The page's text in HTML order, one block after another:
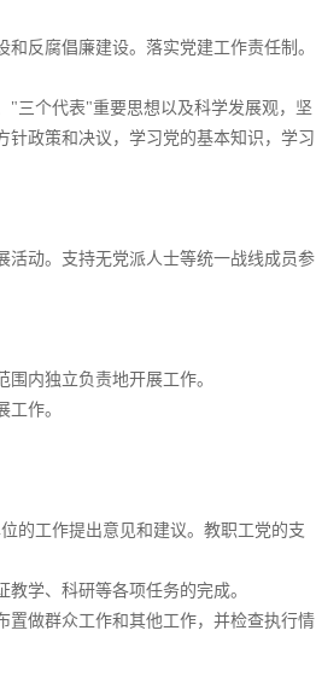
反腐倡廉建设。落实党建工作责任制。
"三个代表"重要思想以及科学发展观，坚
政策和决议，学习党的基本知识，学习
活动。支持无党派人士等统一战线成员参
内独立负责地开展工作。
作。
的工作提出意见和建议。教职工党的支
学、科研等各项任务的完成。
置做群众工作和其他工作，并检查执行情